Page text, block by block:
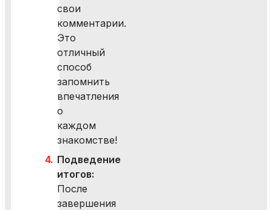
свои
комментарии.
Это
отличный
способ
запомнить
впечатления
о
каждом
знакомстве!
Подведение
итогов:
После
завершения